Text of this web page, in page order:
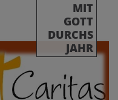
MIT
GOTT
DURCHS
JAHR